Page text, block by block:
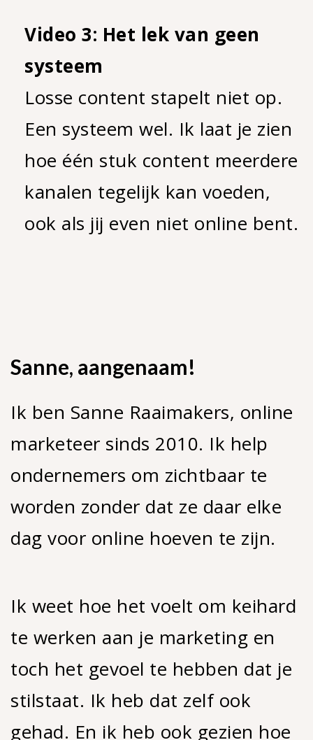
Video 3: Het lek van geen
systeem
Losse content stapelt niet op.
Een systeem wel. Ik laat je zien
hoe één stuk content meerdere
kanalen tegelijk kan voeden,
ook als jij even niet online bent.
Sanne, aangenaam!
Ik ben Sanne Raaimakers, online
marketeer sinds 2010. Ik help
ondernemers om zichtbaar te
worden zonder dat ze daar elke
dag voor online hoeven te zijn.
Ik weet hoe het voelt om keihard
te werken aan je marketing en
toch het gevoel te hebben dat je
stilstaat. Ik heb dat zelf ook
gehad. En ik heb ook gezien hoe